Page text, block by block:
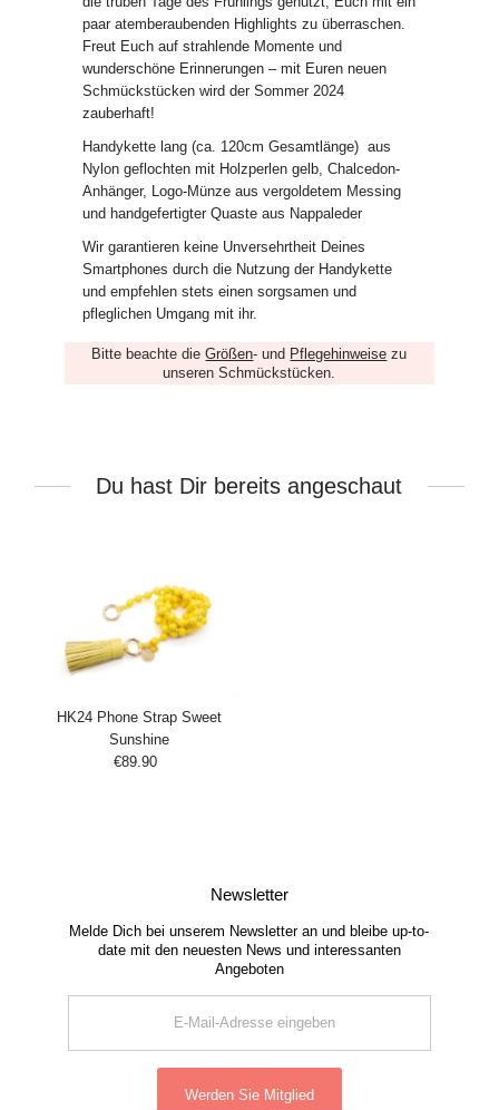
paar atemberaubenden Highlights zu überraschen.
Freut Euch auf strahlende Momente und
wunderschöne Erinnerungen – mit Euren neuen
Schmückstücken wird der Sommer 2024
zauberhaft!
Handykette lang (ca. 120cm Gesamtlänge) aus
Nylon geflochten mit Holzperlen gelb, Chalcedon-
Anhänger, Logo-Münze aus vergoldetem Messing
und handgefertigter Quaste aus Nappaleder
Wir garantieren keine Unversehrtheit Deines
Smartphones durch die Nutzung der Handykette
und empfehlen stets einen sorgsamen und
pfleglichen Umgang mit ihr.
Bitte beachte dieGrößen- und Pflegehinweise zu
unseren Schmückstücken.
Du hast Dir bereits angeschaut
HK24 Phone Strap Sweet
Sunshine
Regulärer
€89.90
Newsletter
Melde Dich bei unserem Newsletter an und bleibe up-to-
date mit den neuesten News und interessanten
Angeboten
Adresse
Werden Sie Mitglied